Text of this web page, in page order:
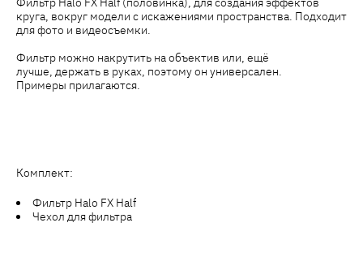
круга, вокруг модели с искажениями пространства. Подходит
для фото и видеосъемки.
Фильтр можно накрутить на объектив или, ещё
лучше, держать в руках, поэтому он универсален.
Примеры прилагаются.
Комплект:
Фильтр Halo FX Half
Чехол для фильтра